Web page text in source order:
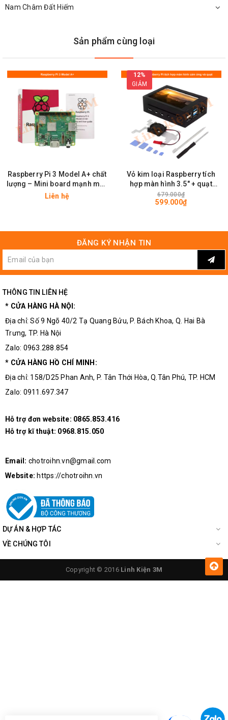
Kích Thước Camera Raspberry V2.1 8Mp IMX219 RS UK
1080P
Mặt Sau Camera Raspberry V2.1 8Mp IMX219 RS UK
Nam Châm Đất Hiếm
Sản phẩm cùng loại
Raspberry Pi 3 Model A+ chất
lượng – Mini board mạnh mẽ |
Linh kiện 3M
Liên hệ
12%
GIẢM
Vỏ kim loại Raspberry tích
hợp màn hình 3.5″ + quạt
(không bao gồm bo mạch
Raspberry Pi) | Linh kiện 3M
679.000₫
599.000₫
ĐĂNG KÝ NHẬN TIN
THÔNG TIN LIÊN HỆ
* CỬA HÀNG HÀ NỘI:
Địa chỉ: Số 9 Ngõ 40/2 Tạ Quang Bửu, P. Bách Khoa, Q. Hai Bà
Trưng, TP. Hà Nội
Zalo: 0963.288.854
* CỬA HÀNG HỒ CHÍ MINH:
Địa chỉ: 158/D25 Phan Anh, P. Tân Thới Hòa, Q.Tân Phú, TP. HCM
Zalo: 0911.697.347
Hỗ trợ đơn website: 0865.853.416
Hỗ trợ kĩ thuật: 0968.815.050
Email: chotroihn.vn@gmail.com
Website: https://chotroihn.vn
DỰ ÁN & HỢP TÁC
VỀ CHÚNG TÔI
Copyright © 2016 Linh Kiện 3M